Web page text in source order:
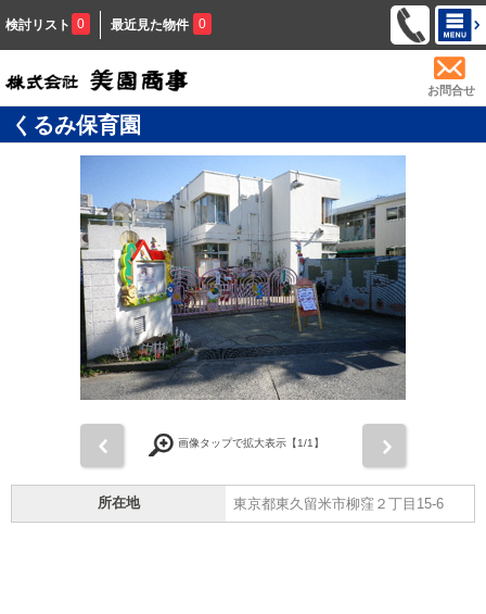
検討リスト 0 最近見た物件 0
お問合せ
くるみ保育園
画像タップで拡大表示【1/1】
所在地 東京都東久留米市柳窪２丁目15-6